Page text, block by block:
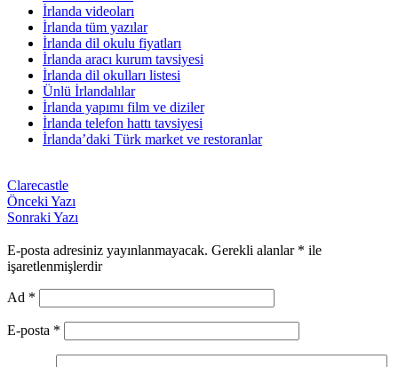
İrlanda videoları
İrlanda tüm yazılar
İrlanda dil okulu fiyatları
İrlanda aracı kurum tavsiyesi
İrlanda dil okulları listesi
Ünlü İrlandalılar
İrlanda yapımı film ve diziler
İrlanda telefon hattı tavsiyesi
İrlanda’daki Türk market ve restoranlar
Clarecastle
Önceki Yazı
Sonraki Yazı
E-posta adresiniz yayınlanmayacak. Gerekli alanlar * ile
işaretlenmişlerdir
Ad *
E-posta *